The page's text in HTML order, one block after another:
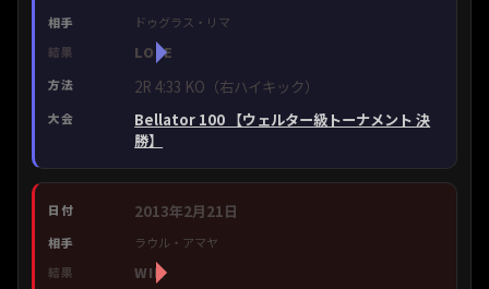
ドゥグラス・リマ
LOSE
2R 4:33 KO（右ハイキック）
Bellator 100 【ウェルター級トーナメント 決
勝】
2013年2月21日
ラウル・アマヤ
WIN